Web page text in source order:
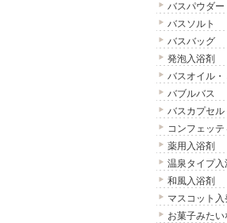
バスパウダー
バスソルト
バスバッグ
発泡入浴剤
バスオイル・
バブルバス
バスカプセル
コンフェッ
薬用入浴剤
温泉タイプ入
和風入浴剤
マスコット
お菓子みたい